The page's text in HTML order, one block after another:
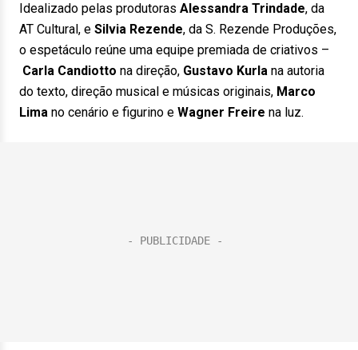
Idealizado pelas produtoras Alessandra Trindade, da
AT Cultural, e Silvia Rezende, da S. Rezende Produções,
o espetáculo reúne uma equipe premiada de criativos –
Carla Candiotto na direção, Gustavo Kurla na autoria
do texto, direção musical e músicas originais, Marco
Lima no cenário e figurino e Wagner Freire na luz.